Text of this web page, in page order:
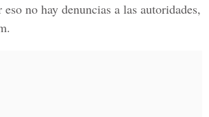
no hay denuncias a las autoridades,